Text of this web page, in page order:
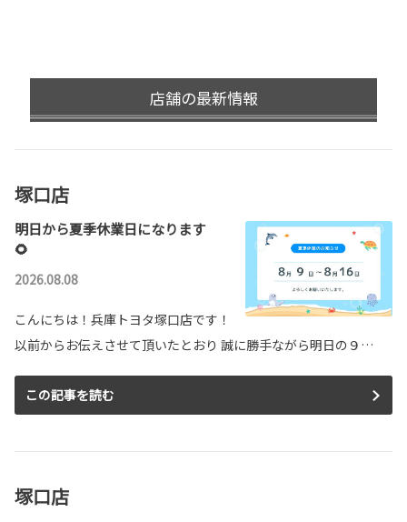
店舗の最新情報
塚口店
明日から夏季休業日になります
🌻
2026.08.08
こんにちは！兵庫トヨタ塚口店です！
以前からお伝えさせて頂いたとおり 誠に勝手ながら明日の９…
この記事を読む
塚口店